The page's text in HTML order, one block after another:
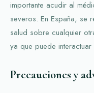
importante acudir al
severos. En España, se
salud sobre cualquier
ya que puede interactuar
Precauciones y